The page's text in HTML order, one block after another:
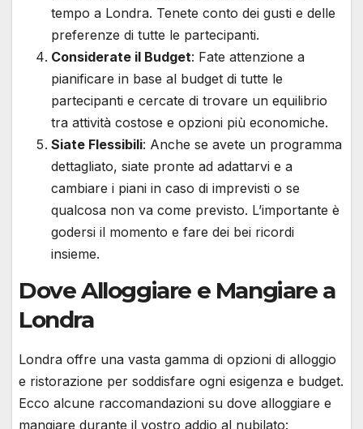
tempo a Londra. Tenete conto dei gusti e delle
preferenze di tutte le partecipanti.
Considerate il Budget: Fate attenzione a
pianificare in base al budget di tutte le
partecipanti e cercate di trovare un equilibrio
tra attività costose e opzioni più economiche.
Siate Flessibili: Anche se avete un programma
dettagliato, siate pronte ad adattarvi e a
cambiare i piani in caso di imprevisti o se
qualcosa non va come previsto. L’importante è
godersi il momento e fare dei bei ricordi
insieme.
Dove Alloggiare e Mangiare a
Londra
Londra offre una vasta gamma di opzioni di alloggio
e ristorazione per soddisfare ogni esigenza e budget.
Ecco alcune raccomandazioni su dove alloggiare e
mangiare durante il vostro addio al nubilato: